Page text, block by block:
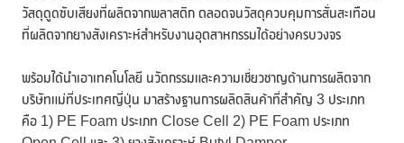
วัสดุดูดซับเสียงที่ผลิตจากพลาสติก ตลอดจนวัสดุควบคุมการสั่นสะเทือน
ที่ผลิตจากยางสังเคราะห์สำหรับงานอุตสาหกรรมได้อย่างครบวงจร
พร้อมได้นำเอาเทคโนโลยี นวัตกรรมและความเชี่ยวชาญด้านการผลิตจาก
บริษัทแม่ที่ประเทศญี่ปุ่น มาสร้างฐานการผลิตสินค้าที่สำคัญ 3 ประเภท
คือ 1) PE Foam ประเภท Close Cell 2) PE Foam ประเภท